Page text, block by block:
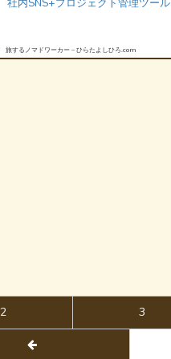
社内SNS+プロジェクト管理ツール
旅するノマドワーカー – ひらたよしひろ.com
2 3